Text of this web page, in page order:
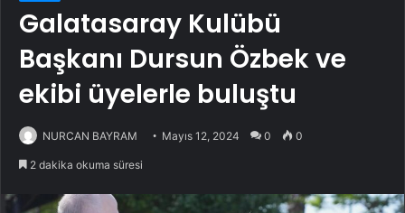
Galatasaray Kulübü
Başkanı Dursun Özbek ve
ekibi üyelerle buluştu
NURCAN BAYRAM Mayıs 12, 2024 0 0
2 dakika okuma süresi